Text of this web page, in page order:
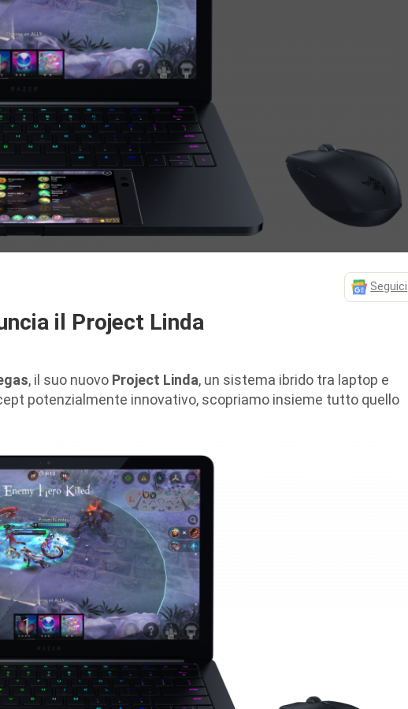
Seguici
il Project Linda
, il suo nuovo Project Linda, un sistema ibrido tra laptop e
potenzialmente innovativo, scopriamo insieme tutto quello